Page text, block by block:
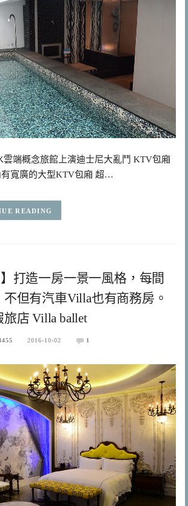
雲端概念旅館上演迪士尼大亂鬥 KTV包廂
寬廣的大型KTV包廂 超…
READING
打造一房一景一風格，每間
但有汽車Villa也有商務房。
店 Villa ballet
2016-10-02 1